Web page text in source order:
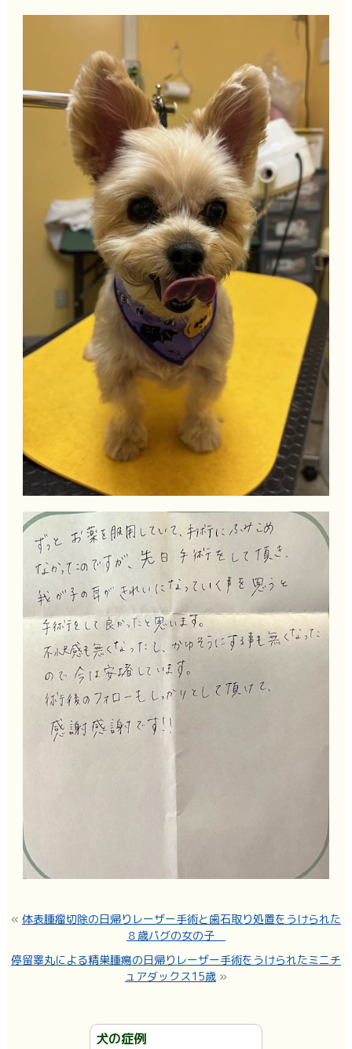
« 体表腫瘤切除の日帰りレーザー手術と歯石取り処置をうけられた
８歳パグの女の子
停留睾丸による精巣腫瘍の日帰りレーザー手術をうけられたミニチ
ュアダックス15歳»
犬の症例